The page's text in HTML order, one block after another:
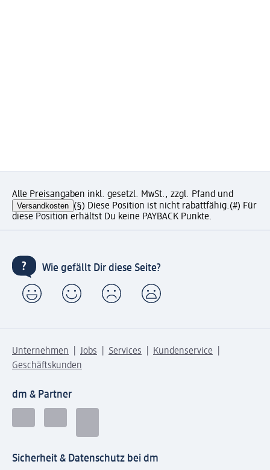
Alle Preisangaben inkl. gesetzl. MwSt., zzgl. Pfand und
Versandkosten (§) Diese Position ist nicht rabattfähig.(#) Für
diese Position erhältst Du keine PAYBACK Punkte.
Wie gefällt Dir diese Seite?
Unternehmen Jobs Services
Kundenservice
Geschäftskunden
dm & Partner
Sicherheit & Datenschutz bei dm